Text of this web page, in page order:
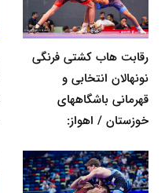
رقابت هاب کشتی فرنگی
نونهالان انتخابی و
قهرمانی باشگاههای
خوزستان / اهواز: